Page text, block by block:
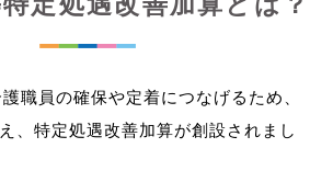
職員の確保や定着につなげるため、
、特定処遇改善加算が創設されまし